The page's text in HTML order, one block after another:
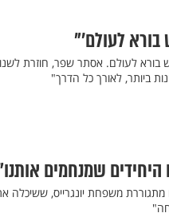
בורא לעולם’"
בורא לעולם. אסתר שפר, חוזרת
ביותר, לאורך כל הדרך"
שמנחמים
מתגוררת משפחת יונגרייס, ששיכלה